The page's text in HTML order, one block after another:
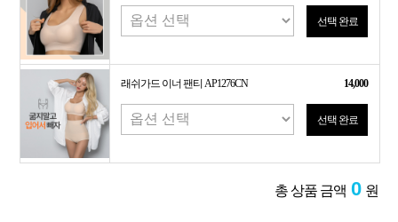
선택 완료
래쉬가드 이너 팬티 AP1276CN 14,000
선택 완료
총 상품 금액 0 원